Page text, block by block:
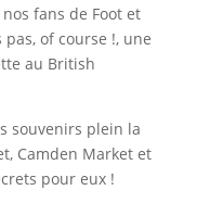
fans de Foot et
pas, of course !, une
au British
souvenirs plein la
Camden Market et
pour eux !